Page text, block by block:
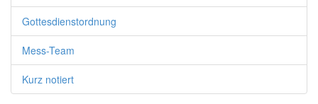
Gottesdienstordnung
Mess-Team
Kurz notiert